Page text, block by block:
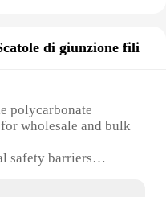
di giunzione fili
polycarbonate
wholesale and bulk
safety barriers